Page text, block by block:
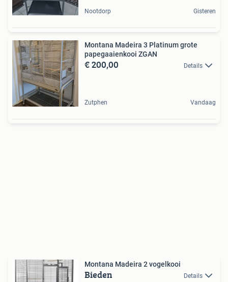
Nootdorp Gisteren
Montana Madeira 3 Platinum grote
papegaaienkooi ZGAN
€ 200,00 Details
Zutphen Vandaag
Montana Madeira 2 vogelkooi
Bieden Details